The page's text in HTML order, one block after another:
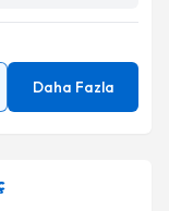
Daha Fazla